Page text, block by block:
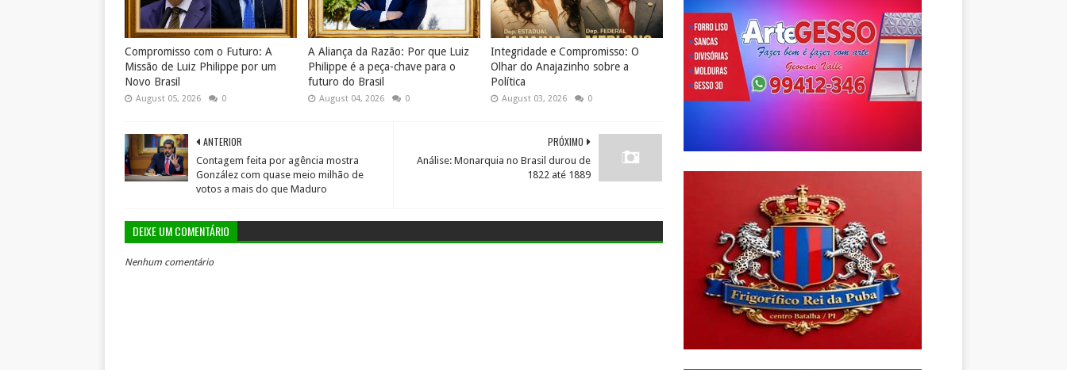
Compromisso com o Futuro: A
Missão de Luiz Philippe por um
Novo Brasil
August 05, 2026 0
A Aliança da Razão: Por que Luiz
Philippe é a peça-chave para o
futuro do Brasil
August 04, 2026 0
Integridade e Compromisso: O
Olhar do Anajazinho sobre a
Política
August 03, 2026 0
PRÓXIMO
Análise: Monarquia no Brasil durou de
1822 até 1889
ANTERIOR
Contagem feita por agência mostra
González com quase meio milhão de
votos a mais do que Maduro
DEIXE UM COMENTÁRIO
Nenhum comentário